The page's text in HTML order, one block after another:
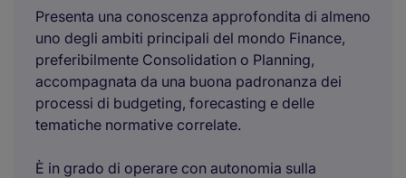
Presenta una conoscenza approfondita di almeno
uno degli ambiti principali del mondo Finance,
preferibilmente Consolidation o Planning,
accompagnata da una buona padronanza dei
processi di budgeting, forecasting e delle
tematiche normative correlate.
È in grado di operare con autonomia sulla